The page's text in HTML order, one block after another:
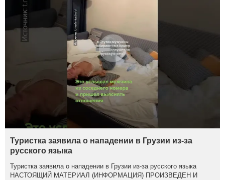
Туристка заявила о нападении в Грузии из-за
русского языка
Туристка заявила о нападении в Грузии из-за русского языка
НАСТОЯЩИЙ МАТЕРИАЛ (ИНФОРМАЦИЯ) ПРОИЗВЕДЕН И